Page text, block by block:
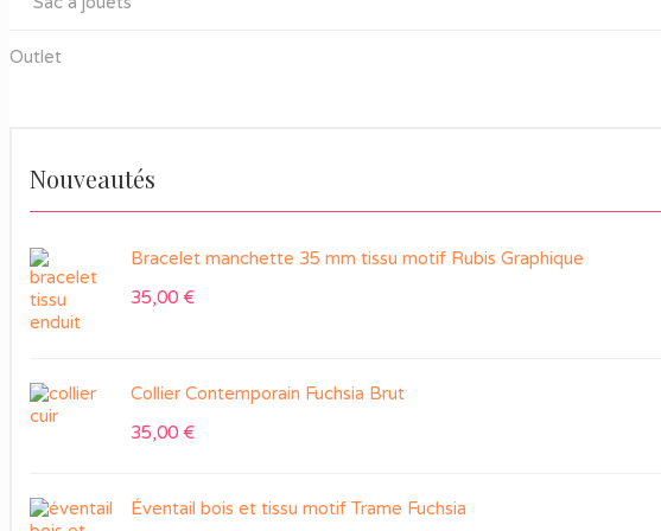
Outlet
Nouveautés
Bracelet manchette 35 mm tissu motif Rubis Graphique
35,00 €
Collier Contemporain Fuchsia Brut
35,00 €
Éventail bois et tissu motif Trame Fuchsia